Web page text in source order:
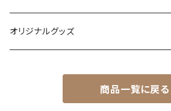
お散歩バッグとケープ
マスクとケープ
オリジナルグッズ
商品一覧に戻る